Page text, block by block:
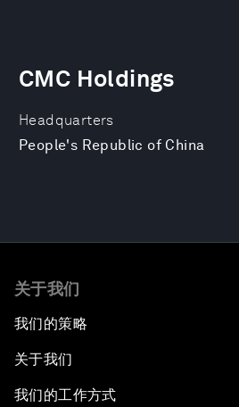
Headquarters
People's Republic of China
CMC Holdings
关于我们
我们的策略
关于我们
我们的工作方式